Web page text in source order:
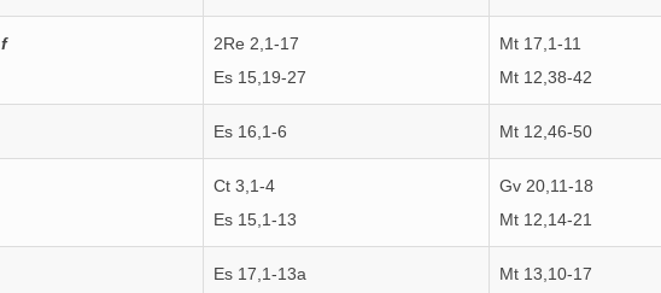
f
2Re 2,1-17
Es 15,19-27
Mt 17,1-11
Mt 12,38-42
Es 16,1-6 Mt 12,46-50
Ct 3,1-4
Es 15,1-13
Gv 20,11-18
Mt 12,14-21
Es 17,1-13a Mt 13,10-17